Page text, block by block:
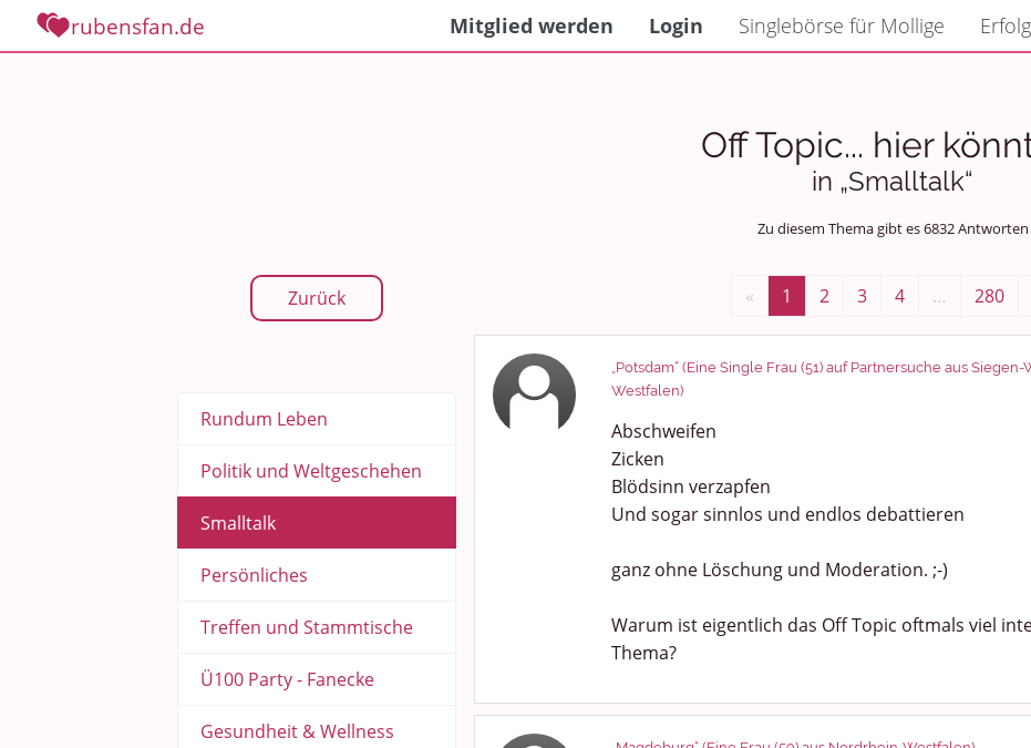
rubensfan.de Mitglied werden Login Singlebörse für Mollige
Off Topic... hier
in „Smalltalk“
Zu diesem Thema gibt es 6832 Antworten
Zurück
Rundum Leben
Politik und Weltgeschehen
Smalltalk
Persönliches
Treffen und Stammtische
Ü100 Party - Fanecke
Gesundheit & Wellness
« 1 2 3 4 … 280
„Potsdam“ (Eine Single Frau (51) auf Partnersuche aus
Westfalen)
Abschweifen
Zicken
Blödsinn verzapfen
Und sogar sinnlos und endlos debattieren
ganz ohne Löschung und Moderation. ;-)
Warum ist eigentlich das Off Topic oftmals viel
Thema?